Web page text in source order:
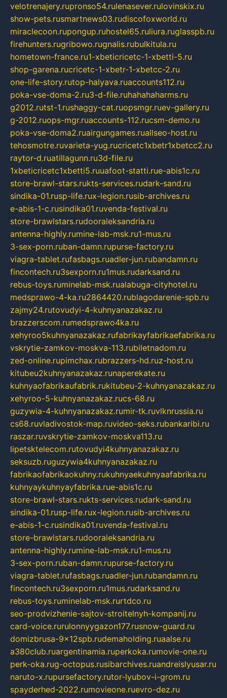
velotrenajery.rupronso54.rulenasever.rulovinskix.ru
show-pets.rusmartnews03.rudiscofoxworld.ru
miraclecoon.rupongup.ruhostel65.ruliura.ruglasspb.ru
firehunters.rugribowo.rugnalis.rubulkitula.ru
hometown-france.ru1-xbeticricetc-1-xbetti-5.ru
shop-garena.rucricetc-1-xbetr-1-xbetcc-2.ru
one-life-story.rutop-halyava.ruaccounts112.ru
poka-vse-doma-2.ru3-d-file.ruhahahaharms.ru
g2012.rutst-1.rushaggy-cat.ruopsmgr.ruev-gallery.ru
g-2012.ruops-mgr.ruaccounts-112.rucsm-demo.ru
poka-vse-doma2.ruairgungames.ruallseo-host.ru
tehosmotre.ruvarieta-yug.rucricetc1xbetr1xbetcc2.ru
raytor-d.ruatillagunn.ru3d-file.ru
1xbeticricetc1xbetti5.ruuafoot-statti.rue-abis1c.ru
store-brawl-stars.rukts-services.rudark-sand.ru
sindika-01.rusp-life.rux-legion.rusib-archives.ru
e-abis-1-c.rusindika01.ruvenda-festival.ru
store-brawlstars.rudooraleksandria.ru
antenna-highly.rumine-lab-msk.ru1-mus.ru
3-sex-porn.ruban-damn.rupurse-factory.ru
viagra-tablet.rufasbags.ruadler-jun.rubandamn.ru
fincontech.ru3sexporn.ru1mus.rudarksand.ru
rebus-toys.ruminelab-msk.rualabuga-cityhotel.ru
medsprawo-4-ka.ru2864420.rublagodarenie-spb.ru
zajmy24.rutovudyi-4-kuhnyanazakaz.ru
brazzerscom.rumedsprawo4ka.ru
xehyroo5kuhnyanazakaz.rufabrikayfabrikaefabrika.ru
vskrytie-zamkov-moskva-113.rubiletnadom.ru
zed-online.rupimchax.rubrazzers-hd.ruz-host.ru
kitubeu2kuhnyanazakaz.runaperekate.ru
kuhnyaofabrikaufabrik.rukitubeu-2-kuhnyanazakaz.ru
xehyroo-5-kuhnyanazakaz.rucs-68.ru
guzywia-4-kuhnyanazakaz.rumir-tk.ruvlknrussia.ru
cs68.ruvladivostok-map.ruvideo-seks.rubankaribi.ru
raszar.ruvskrytie-zamkov-moskva113.ru
lipetsktelecom.rutovudyi4kuhnyanazakaz.ru
seksuzb.ruguzywia4kuhnyanazakaz.ru
fabrikaofabrikaokuhny.rukuhnyaekuhnyaafabrika.ru
kuhnyaykuhnyayfabrika.rue-abis1c.ru
store-brawl-stars.rukts-services.rudark-sand.ru
sindika-01.rusp-life.rux-legion.rusib-archives.ru
e-abis-1-c.rusindika01.ruvenda-festival.ru
store-brawlstars.rudooraleksandria.ru
antenna-highly.rumine-lab-msk.ru1-mus.ru
3-sex-porn.ruban-damn.rupurse-factory.ru
viagra-tablet.rufasbags.ruadler-jun.rubandamn.ru
fincontech.ru3sexporn.ru1mus.rudarksand.ru
rebus-toys.ruminelab-msk.rurtdco.ru
seo-prodvizhenie-sajtov-stroitelnyh-kompanij.ru
card-voice.rurulonnyygazon177.rusnow-guard.ru
domizbrusa-9x12spb.rudemaholding.ruaalse.ru
a380club.ruargentinamia.ruperkoka.rumovie-one.ru
perk-oka.rug-octopus.rusibarchives.ruandreislyusar.ru
naruto-x.rupursefactory.rutor-lyubov-i-grom.ru
spayderhed-2022.rumovieone.ruevro-dez.ru